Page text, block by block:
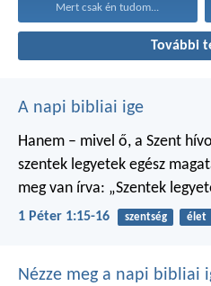
Mert csak én tudom...
További
A napi bibliai ige
Hanem – mivel ő, a Szent
szentek legyetek egész
meg van írva: „Szentek
1 Péter 1:15-16 szentség élet
Nézze meg a napi bibliai